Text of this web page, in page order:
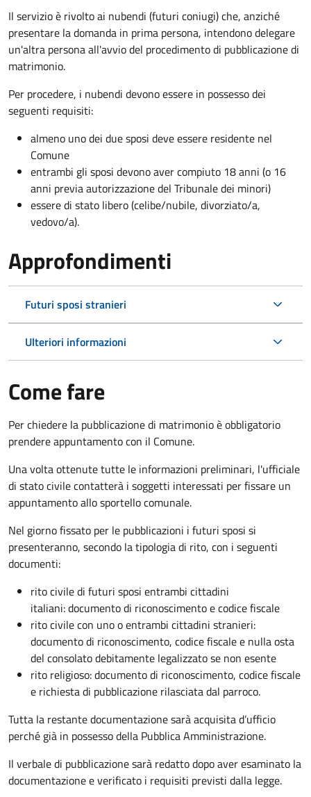
Il servizio è rivolto ai nubendi (futuri coniugi) che, anziché
presentare la domanda in prima persona, intendono delegare
un'altra persona all'avvio del procedimento di pubblicazione di
matrimonio.
Per procedere, i nubendi devono essere in possesso dei
seguenti requisiti:
almeno uno dei due sposi deve essere residente nel
Comune
entrambi gli sposi devono aver compiuto 18 anni (o 16
anni previa autorizzazione del Tribunale dei minori)
essere di stato libero (celibe/nubile, divorziato/a,
vedovo/a).
Approfondimenti
Futuri sposi stranieri
Ulteriori informazioni
Come fare
Per chiedere la pubblicazione di matrimonio è obbligatorio
prendere appuntamento con il Comune.
Una volta ottenute tutte le informazioni preliminari, l'ufficiale
di stato civile contatterà i soggetti interessati per fissare un
appuntamento allo sportello comunale.
Nel giorno fissato per le pubblicazioni i futuri sposi si
presenteranno, secondo la tipologia di rito, con i seguenti
documenti:
rito civile di futuri sposi entrambi cittadini
italiani: documento di riconoscimento e codice fiscale
rito civile con uno o entrambi cittadini stranieri:
documento di riconoscimento, codice fiscale e nulla osta
del consolato debitamente legalizzato se non esente
rito religioso: documento di riconoscimento, codice fiscale
e richiesta di pubblicazione rilasciata dal parroco.
Tutta la restante documentazione sarà acquisita d’ufficio
perché già in possesso della Pubblica Amministrazione.
Il verbale di pubblicazione sarà redatto dopo aver esaminato la
documentazione e verificato i requisiti previsti dalla legge.